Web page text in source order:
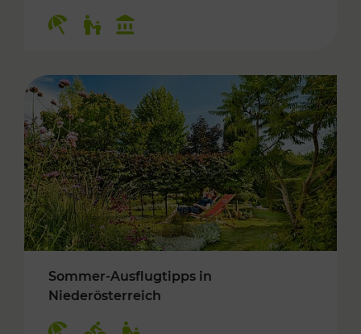
Sommer-Ausflugtipps in
Niederösterreich